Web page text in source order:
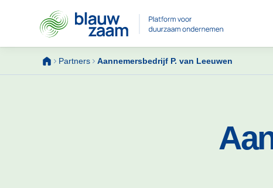
Partners Aannemersbedrijf P. van Leeuwen